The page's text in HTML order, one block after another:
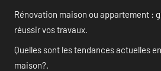
Rénovation maison ou appartement :
réussir vos travaux.
Quelles sont les tendances actuelles
maison?.